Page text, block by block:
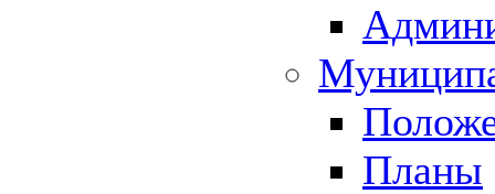
Планы